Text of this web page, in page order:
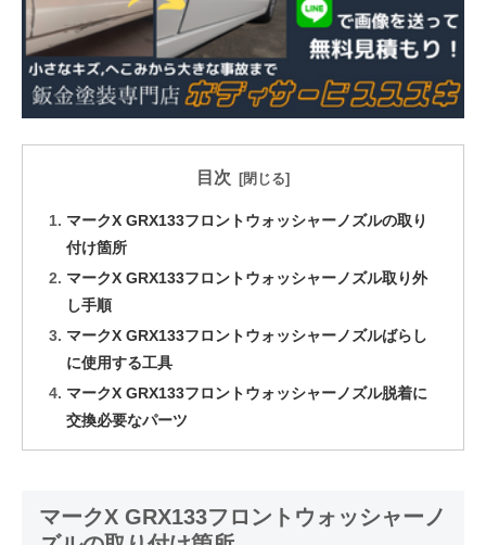
目次
マークX GRX133フロントウォッシャーノズルの取り
付け箇所
マークX GRX133フロントウォッシャーノズル取り外
し手順
マークX GRX133フロントウォッシャーノズルばらし
に使用する工具
マークX GRX133フロントウォッシャーノズル脱着に
交換必要なパーツ
マークX GRX133フロントウォッシャーノ